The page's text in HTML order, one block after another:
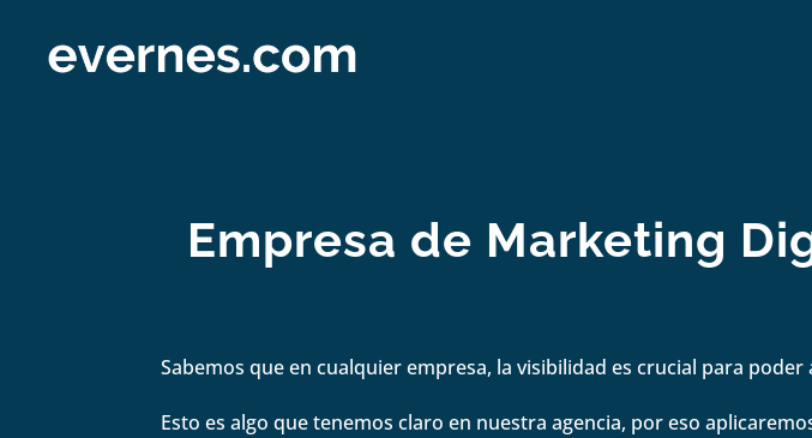
Empresa de Marketing
Sabemos que en cualquier empresa, la visibilidad es crucial para poder
Esto es algo que tenemos claro en nuestra agencia, por eso